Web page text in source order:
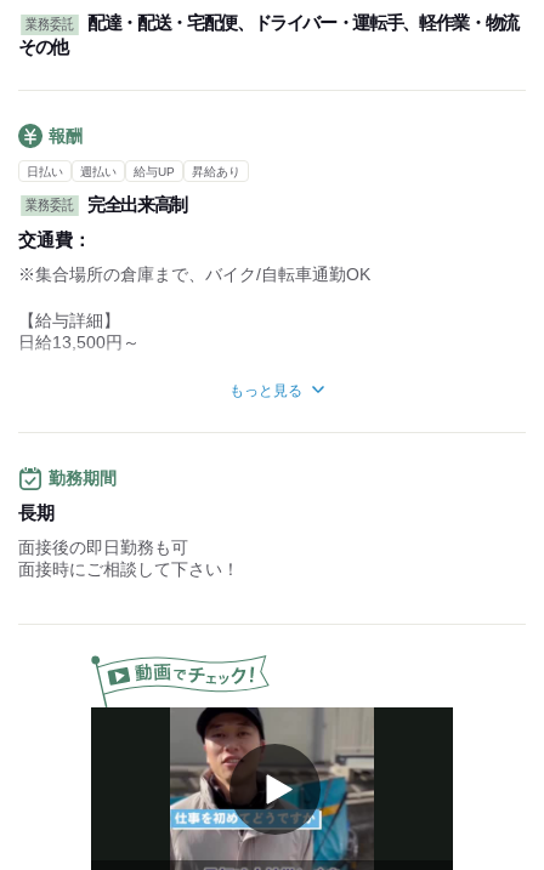
配達終了
倉庫・営業所に集合
↓
～働きやすいポイント～
専用アプリから配送先を確認できるので、
配送場所をその都度調べなくてOK
配送エリアに詳しくない方でも安心
業務委託
配達・配送・宅配便、ドライバー・運転手、軽作業・物流
その他
報酬
日払い 週払い 給与UP 昇給あり
業務委託
完全出来高制
交通費：
※集合場所の倉庫まで、バイク/自転車通勤OK
【給与詳細】
日給13,500円～
▼週5日勤務（23日勤務）
月322,000円～
月112,000円～
▼週2日勤務（8日勤務）
■前・日・週払い制度導入
■インセンティブ制度
もっと見る
勤務期間
長期
面接後の即日勤務も可
面接時にご相談して下さい！
Play
Video